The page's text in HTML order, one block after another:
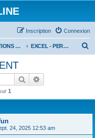
Connexion
Inscription
QUESTIONS EXCEL EXCEL - PERFECTIONNEMENT
Rechercher
1
24, 2025 12:53 am